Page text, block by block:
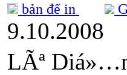
bản để in
9.10.2008
LÃª